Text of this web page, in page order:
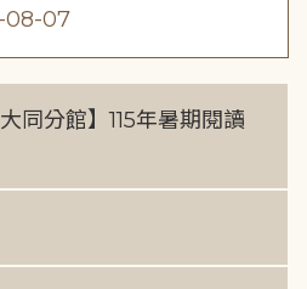
08-07
大同分館】115年暑期閱讀